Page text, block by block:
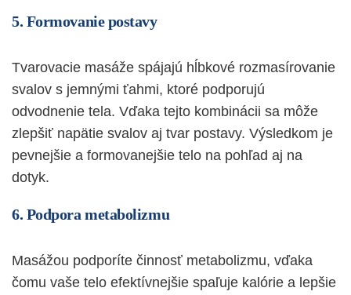
5. Formovanie postavy
Tvarovacie masáže spájajú hĺbkové rozmasírovanie
svalov s jemnými ťahmi, ktoré podporujú
odvodnenie tela. Vďaka tejto kombinácii sa môže
zlepšiť napätie svalov aj tvar postavy. Výsledkom je
pevnejšie a formovanejšie telo na pohľad aj na
dotyk.
6. Podpora metabolizmu
Masážou podporíte činnosť metabolizmu, vďaka
čomu vaše telo efektívnejšie spaľuje kalórie a lepšie